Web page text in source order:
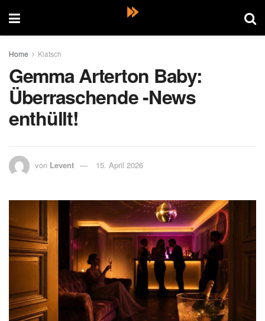
Home Klatsch
Gemma Arterton Baby:
Überraschende -News
enthüllt!
von Levent 15. April 2026